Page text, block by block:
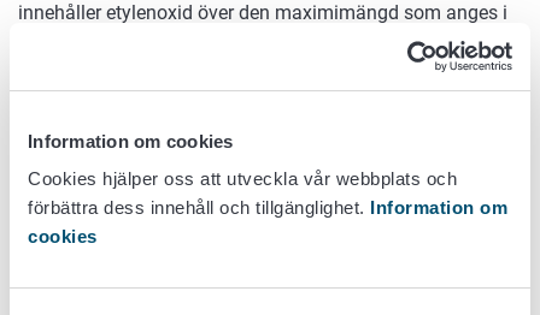
Information om cookies
Cookies hjälper oss att utveckla vår webbplats och
förbättra dess innehåll och tillgänglighet. Information om
cookies
innehåller etylenoxid över den maximimängd som anges i
lagen*, ska företaget vidta åtgärder för att återkalla
produkten och informera konsumenterna om detta.
också dras tillbaka livsmedel vid vars framställning
använts en råvara som innehåller etylenoxid. Detta ska
göras också i det fall att det i själva slutprodukten inte
längre vid undersökningar kan fastställas att slutprodukten